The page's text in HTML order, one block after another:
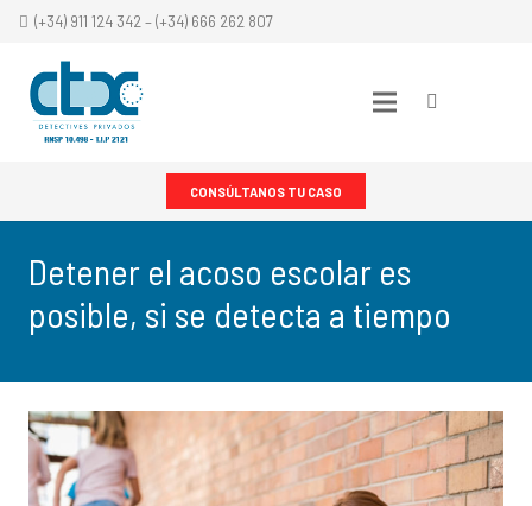
(+34) 911 124 342 – (+34) 666 262 807
CONSÚLTANOS TU CASO
Detener el acoso escolar es
posible, si se detecta a tiempo